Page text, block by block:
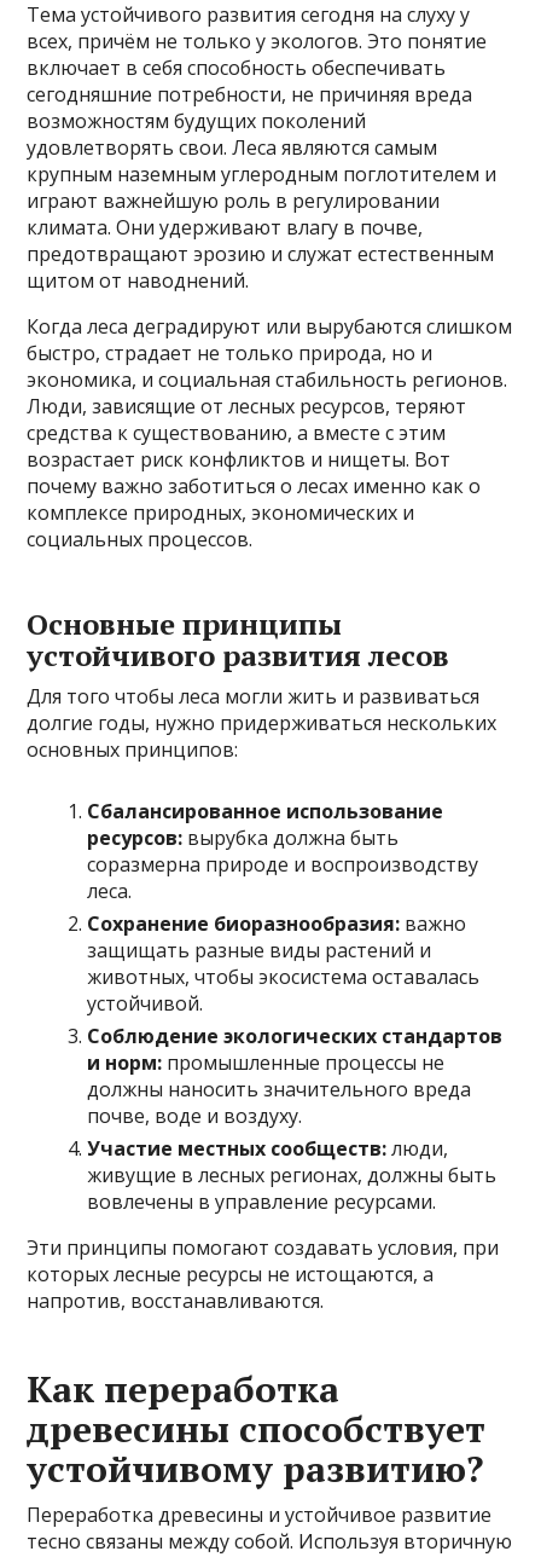
Тема устойчивого развития сегодня на слуху у
всех, причём не только у экологов. Это понятие
включает в себя способность обеспечивать
сегодняшние потребности, не причиняя вреда
возможностям будущих поколений
удовлетворять свои. Леса являются самым
крупным наземным углеродным поглотителем и
играют важнейшую роль в регулировании
климата. Они удерживают влагу в почве,
предотвращают эрозию и служат естественным
щитом от наводнений.
Когда леса деградируют или вырубаются слишком
быстро, страдает не только природа, но и
экономика, и социальная стабильность регионов.
Люди, зависящие от лесных ресурсов, теряют
средства к существованию, а вместе с этим
возрастает риск конфликтов и нищеты. Вот
почему важно заботиться о лесах именно как о
комплексе природных, экономических и
социальных процессов.
Основные принципы
устойчивого развития лесов
Для того чтобы леса могли жить и развиваться
долгие годы, нужно придерживаться нескольких
основных принципов:
Сбалансированное использование
ресурсов: вырубка должна быть
соразмерна природе и воспроизводству
леса.
Сохранение биоразнообразия: важно
защищать разные виды растений и
животных, чтобы экосистема оставалась
устойчивой.
Соблюдение экологических стандартов
и норм: промышленные процессы не
должны наносить значительного вреда
почве, воде и воздуху.
Участие местных сообществ:люди,
живущие в лесных регионах, должны быть
вовлечены в управление ресурсами.
Эти принципы помогают создавать условия, при
которых лесные ресурсы не истощаются, а
напротив, восстанавливаются.
Как переработка
древесины способствует
устойчивому развитию?
Переработка древесины и устойчивое развитие
тесно связаны между собой. Используя вторичную